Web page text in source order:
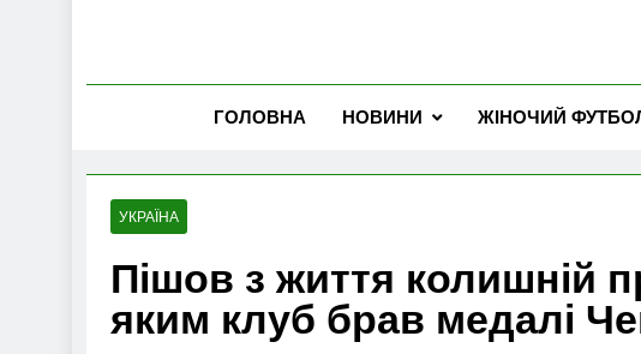
ГОЛОВНА НОВИНИ ЖІНОЧИЙ
УКРАЇНА
Пішов з життя колишній
яким клуб брав медалі